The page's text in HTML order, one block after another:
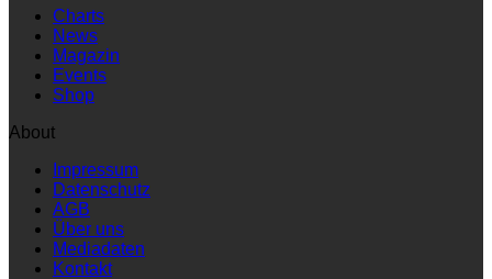
Charts
News
Magazin
Events
Shop
About
Impressum
Datenschutz
AGB
Über uns
Mediadaten
Kontakt